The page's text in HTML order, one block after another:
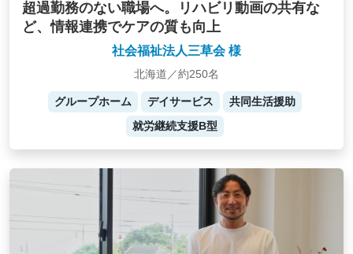
超過勤務のない職場へ。リハビリ動画の共有な
ど、情報連携でケアの質も向上
社会福祉法人三草会 様
北海道／約250名
グループホーム デイサービス
共同生活援助
就労継続支援B型